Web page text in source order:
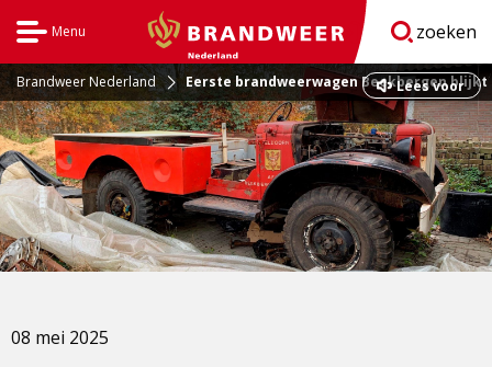
Menu
BrandweerNederland.nl
zoeken
Brandweer Nederland Eerste brandweerwagen Beekbergen blijkt
Dit
is
een
externe
pagina
Lees voor
08 mei 2025